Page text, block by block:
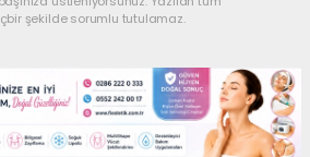
şekilde sorumlu tutulamaz.